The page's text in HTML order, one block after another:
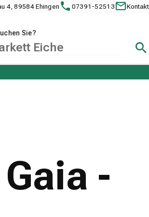
4, 89584 Ehingen 07391-52513 Kontakt
Sie?
-